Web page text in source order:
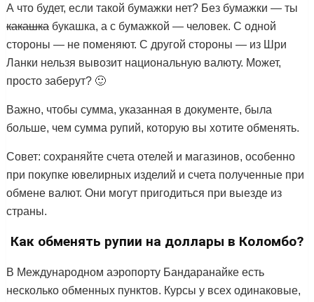
А что будет, если такой бумажки нет? Без бумажки — ты
какашкабукашка, а с бумажкой — человек. С одной
стороны — не поменяют. С другой стороны — из Шри
Ланки нельзя вывозит национальную валюту. Может,
просто заберут? 🙂
Важно, чтобы сумма, указанная в документе, была
больше, чем сумма рупий, которую вы хотите обменять.
Совет: сохраняйте счета отелей и магазинов, особенно
при покупке ювелирных изделий и счета полученные при
обмене валют. Они могут пригодиться при выезде из
страны.
Как обменять рупии на доллары в Коломбо?
В Международном аэропорту Бандаранайке есть
несколько обменных пунктов. Курсы у всех одинаковые,